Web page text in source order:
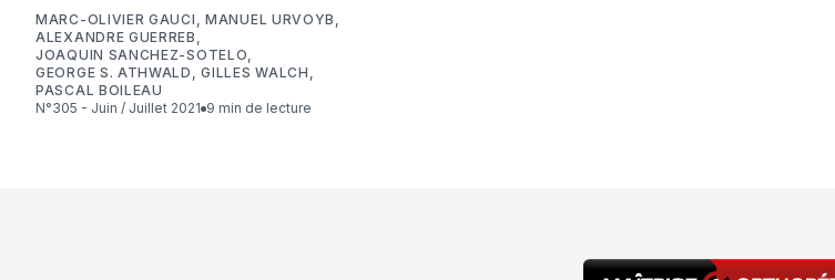
MARC-OLIVIER GAUCI ,MANUEL URVOYB ,
ALEXANDRE GUERREB ,
JOAQUIN SANCHEZ-SOTELO,
GEORGE S. ATHWALD ,GILLES WALCH ,
PASCAL BOILEAU
N°305 - Juin / Juillet 2021
9 min de lecture